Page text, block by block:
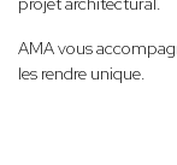
AMA vous
les rendre unique.